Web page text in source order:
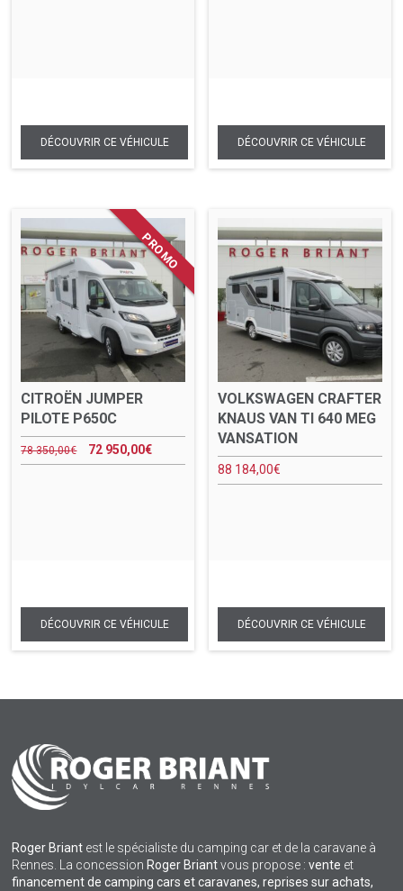
CITROËN JUMPER
PILOTE P650C
78 350,00€ 72 950,00€
VOLKSWAGEN CRAFTER
KNAUS VAN TI 640 MEG
VANSATION
88 184,00€
Roger Briant est le spécialiste du camping car et de la caravane à
Rennes. La concession Roger Briantvous propose : vente et
financement de camping cars et caravanes, reprises sur achats,